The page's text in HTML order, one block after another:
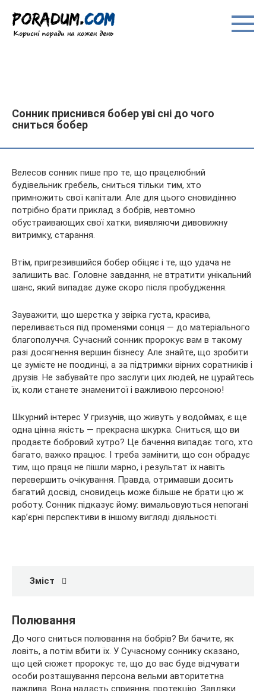
вмісту
Сонник приснився бобер уві сні до чого
сниться бобер
Велесов сонник пише про те, що працелюбний
будівельник гребель, сниться тільки тим, хто
примножить свої капітали. Але для цього сновидінню
потрібно брати приклад з бобрів, невтомно
обустраивающих свої хатки, виявляючи дивовижну
витримку, старання.
Втім, пригрезившийся бобер обіцяє і те, що удача не
залишить вас. Головне завдання, не втратити унікальний
шанс, який випадає дуже скоро після пробудження.
Зауважити, що шерстка у звірка густа, красива,
переливається під променями сонця — до матеріального
благополуччя. Сучасний сонник пророкує вам в такому
разі досягнення вершин бізнесу. Але знайте, що зробити
це зумієте не поодинці, а за підтримки вірних соратників і
друзів. Не забувайте про заслуги цих людей, не цурайтесь
їх, коли станете знаменитої і важливою персоною!
Шкурний інтерес У гризунів, що живуть у водоймах, є ще
одна цінна якість — прекрасна шкурка. Сниться, що ви
продаєте бобровий хутро? Це бачення випадає того, хто
багато, важко працює. І треба замінити, що сон обрадує
тим, що праця не пішли марно, і результат їх навіть
перевершить очікування. Правда, отримавши досить
багатий досвід, сновидець може більше не брати цю ж
роботу. Сонник підказує йому: вимальовуються непогані
кар’єрні перспективи в іншому вигляді діяльності.
Зміст
Полювання
До чого сниться полювання на бобрів? Ви бачите, як
ловіть, а потім вбити їх. У Сучасному соннику сказано,
що цей сюжет пророкує те, що до вас буде відчувати
особи розташування персона вельми авторитетна
важлива. Вона надасть сприяння, протекцію. Завдяки